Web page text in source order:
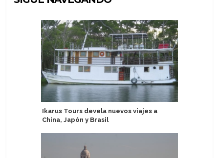
Ikarus Tours devela nuevos viajes a
China, Japón y Brasil